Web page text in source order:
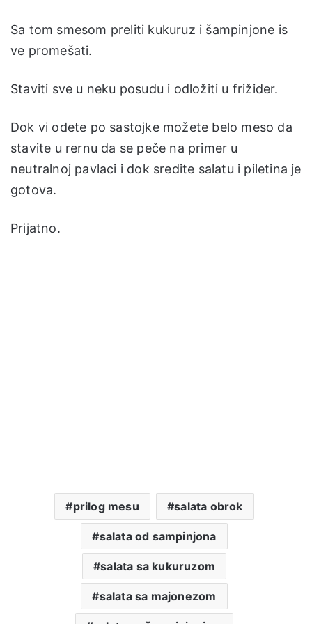
Sa tom smesom preliti kukuruz i šampinjone is
ve promešati.
Staviti sve u neku posudu i odložiti u frižider.
Dok vi odete po sastojke možete belo meso da
stavite u rernu da se peče na primer u
neutralnoj pavlaci i dok sredite salatu i piletina je
gotova.
Prijatno.
prilog mesu salata obrok
salata od sampinjona
salata sa kukuruzom
salata sa majonezom